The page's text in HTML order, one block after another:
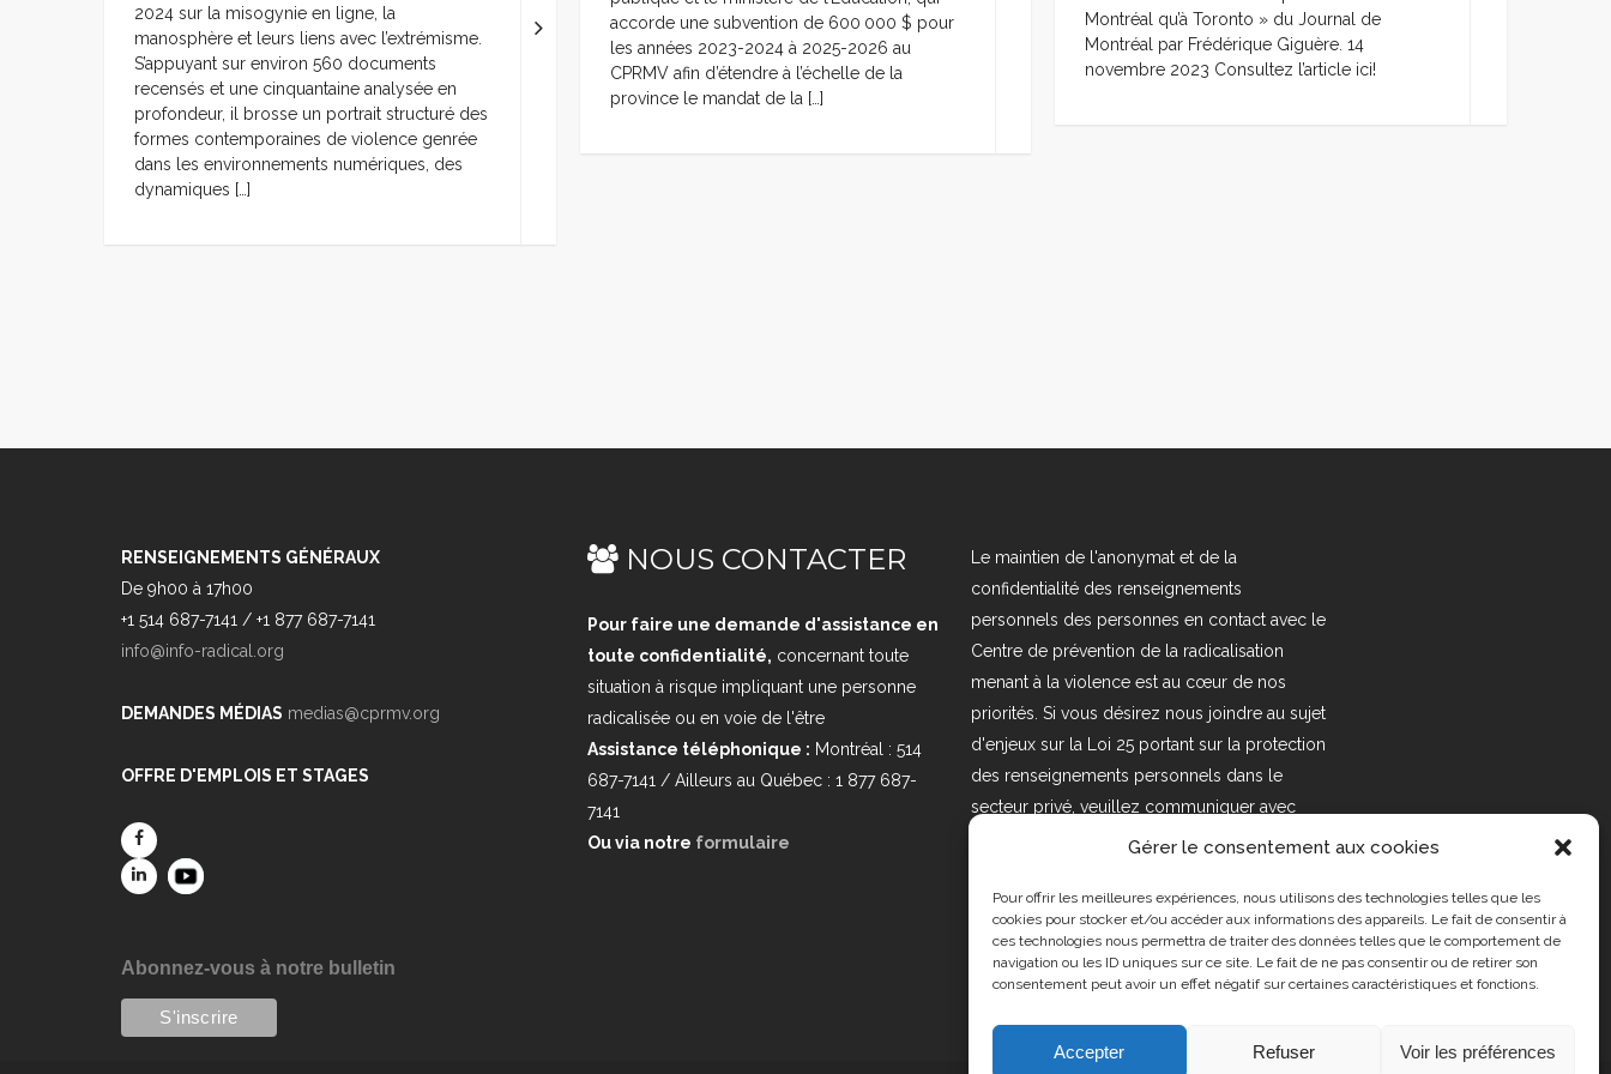
Gérer le consentement aux cookies
Pour offrir les meilleures expériences, nous utilisons des technologies telles que les
cookies pour stocker et/ou accéder aux informations des appareils. Le fait de consentir à
ces technologies nous permettra de traiter des données telles que le comportement de
navigation ou les ID uniques sur ce site. Le fait de ne pas consentir ou de retirer son
consentement peut avoir un effet négatif sur certaines caractéristiques et fonctions.
Accepter Refuser Voir les préférences
2024 sur la misogynie en ligne, la
manosphère et leurs liens avec l’extrémisme.
S’appuyant sur environ 560 documents
recensés et une cinquantaine analysée en
profondeur, il brosse un portrait structuré des
formes contemporaines de violence genrée
dans les environnements numériques, des
dynamiques […]
accorde une subvention de 600 000 $ pour
les années 2023-2024 à 2025-2026 au
CPRMV afin d’étendre à l’échelle de la
province le mandat de la […]
Montréal qu’à Toronto » du Journal de
Montréal par Frédérique Giguère. 14
novembre 2023 Consultez l’article ici!
RENSEIGNEMENTS GÉNÉRAUX
De 9h00 à 17h00
+1 514 687-7141 / +1 877 687-7141
info@info-radical.org
DEMANDES MÉDIAS medias@cprmv.org
OFFRE D'EMPLOIS ET STAGES
Abonnez-vous à notre bulletin
NOUS CONTACTER
Pour faire une demande d'assistance en
toute confidentialité, concernant toute
situation à risque impliquant une personne
radicalisée ou en voie de l'être
Assistance téléphonique : Montréal : 514
687-7141 / Ailleurs au Québec : 1 877 687-
7141
Ou via notre formulaire
Le maintien de l'anonymat et de la
confidentialité des renseignements
personnels des personnes en contact avec le
Centre de prévention de la radicalisation
menant à la violence est au cœur de nos
priorités. Si vous désirez nous joindre au sujet
d'enjeux sur la Loi 25 portant sur la protection
des renseignements personnels dans le
secteur privé, veuillez communiquer avec
nous à l'adresse courriel suivant :
consultez notrepolitique de confidentialité.